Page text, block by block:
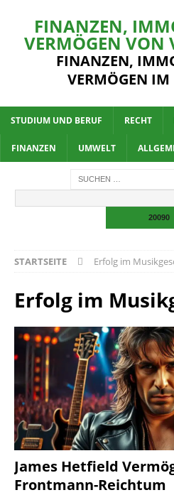
FINANZEN,
VERMÖGEN VON
FINANZEN,
VERMÖGEN IM
STUDIUM UND BERUF RECHT
FINANZEN UMWELT
STARTSEITE Erfolg im
Erfolg im
James Hetfield
Frontmann-Reichtum